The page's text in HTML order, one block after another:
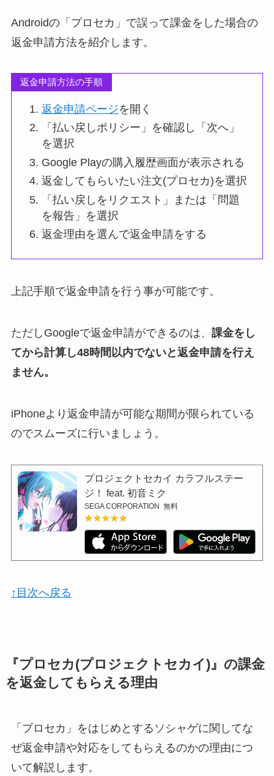
Androidの「プロセカ」で誤って課金をした場合の
返金申請方法を紹介します。
返金申請方法の手順
返金申請ページを開く
「払い戻しポリシー」を確認し「次へ」
を選択
Google Playの購入履歴画面が表示される
返金してもらいたい注文(プロセカ)を選択
「払い戻しをリクエスト」または「問題
を報告」を選択
返金理由を選んで返金申請をする
上記手順で返金申請を行う事が可能です。
ただしGoogleで返金申請ができるのは、 課金をし
てから計算し48時間以内でないと返金申請を行え
ません。
iPhoneより返金申請が可能な期間が限られている
のでスムーズに行いましょう。
プロジェクトセカイ カラフルステー
ジ！ feat. 初音ミク
SEGA CORPORATION 無料
★★★★★
★★★★★
↑目次へ戻る
『プロセカ(プロジェクトセカイ)』の課金
を返金してもらえる理由
「プロセカ」をはじめとするソシャゲに関してな
ぜ返金申請や対応をしてもらえるのかの理由につ
いて解説します。